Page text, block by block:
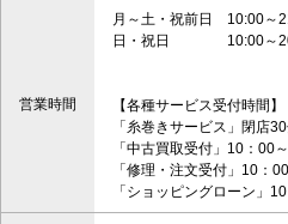
営業時間
月～土・祝前日 10:00～
日・祝日 10:00～
【各種サービス受付時間】
「糸巻きサービス」閉店
「中古買取受付」10：00
「修理・注文受付」10：
「ショッピングローン」